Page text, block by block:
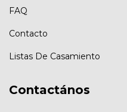
FAQ
Contacto
Listas De Casamiento
Contactános